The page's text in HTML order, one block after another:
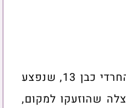
אסון קשה: בבית החולים הדסה עין כרם בירושלים, נקבע הערב (שני) מותו של הנער החרדי כבן 13, שנפצע
שהוזעקו למקום,